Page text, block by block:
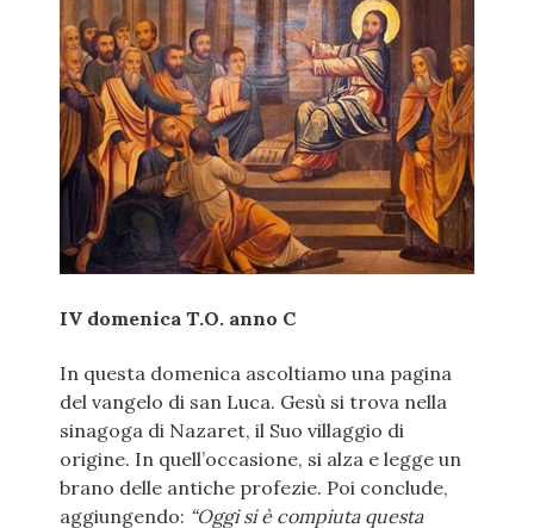
IV domenica T.O. anno C
In questa domenica ascoltiamo una pagina
del vangelo di san Luca. Gesù si trova nella
sinagoga di Nazaret, il Suo villaggio di
origine. In quell’occasione, si alza e legge un
brano delle antiche profezie. Poi conclude,
aggiungendo: “Oggi si è compiuta questa